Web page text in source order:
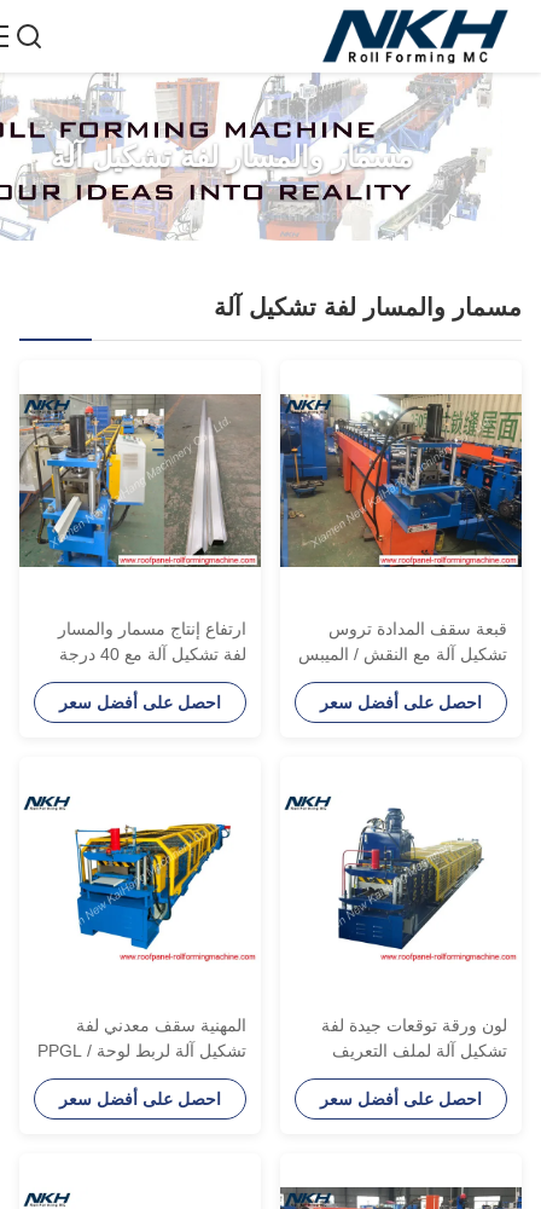
مسمار والمسار لفة تشكيل آلة
والمسار لفة تشكيل آلة
سقف المدادة تروس
آلة مع النقش / الميبس
احصل على أفضل سعر
ارتفاع إنتاج مسمار والمسار
لفة تشكيل آلة مع 40 درجة
زاوية قص
احصل على أفضل سعر
ورقة توقعات جيدة لفة
آلة لملف التعريف
احصل على أفضل سعر
المهنية سقف معدني لفة
تشكيل آلة لربط لوحة / PPGL
احصل على أفضل سعر